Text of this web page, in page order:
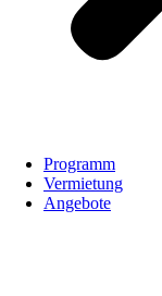
Programm
Vermietung
Angebote